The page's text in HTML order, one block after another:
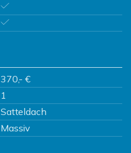
370,- €
1
Satteldach
Massiv